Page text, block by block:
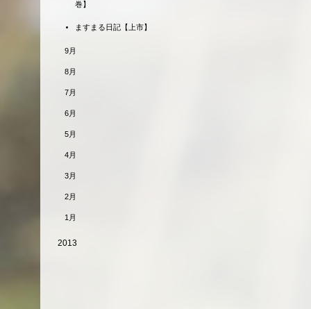
巻】
ますまる日記【上市】
9月
8月
7月
6月
5月
4月
3月
2月
1月
2013